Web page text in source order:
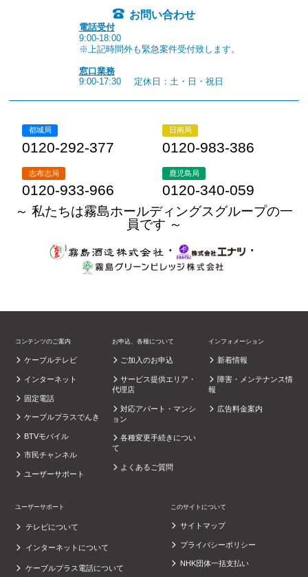
お問い合わせ
電話受付
9:00-18:00
※上記時間外も緊急案件受付致します。
窓口業務
9:00-17:30
定休日：土・日・祝日
都城局
0120-292-377
日南局
0120-983-386
志布志局
0120-933-966
鹿児島局
0120-340-059
～ 私たちは霧島ホールディングスグループの一
員です ～
・
・
コンテンツのご案内
ケーブルテレビ
インターネット
固定電話
ケーブルプラスでんき
BTVモバイル
市民チャンネル
ユーザーサポート
お申込、各種について
ご加入のお申込
サービス提供エリア・
代理店
対応アパート・マンシ
ョン
各種変更手続きについ
て
よくあるご質問
インフォメーション
新着情報
障害・メンテナンス情
報
広告料金案内
ユーザーサポート
テレビについて
インターネットについて
ケーブルプラス電話について
このサイトについて
サイトマップ
プライバシーポリシー
NHK団体一括支払い